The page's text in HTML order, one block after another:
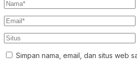
Simpan nama, email, dan situs web